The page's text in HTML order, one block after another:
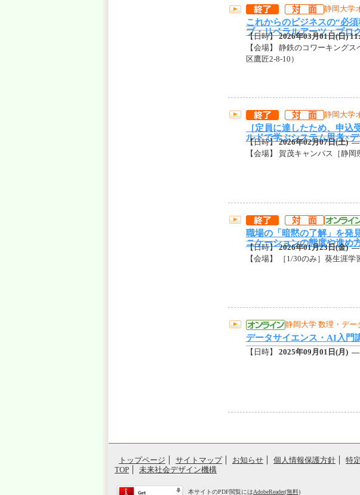
静岡大学
これからのビジネスの“必
ブ・リベラルアーツ・プロ
【日時】2026年03月01日(日)
【会場】 静鉄のコワーキング
区鷹匠2-8-10）
静岡大学
［定員に達したため、申
ルドで学ぶシステム思考×
【日時】2026年02月07日(土)
【会場】 賀茂キャンパス［静
職場の「暗黙の了解」を発
ニケーションの態度や進め
【日時】2026年01月23日(金)
【会場】 ［1/30のみ］葵生涯
静岡大学 数理・デー
データサイエンス・AI入門
【日時】 2025年09月01日(月)
トップページ サイトマップ お知らせ 個人情報保護方針 特
TOP
未来社会デザイン機構
本サイトのPDF閲覧にはAdobeReader(無料)